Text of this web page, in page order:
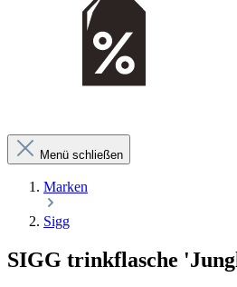
Menü schließen
Marken
Sigg
SIGG trinkflasche